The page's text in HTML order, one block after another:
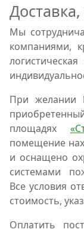
Мы
компаниями,
При желании
площадях
помещение
и оснащено
системами
Все условия
стоимость,
Оплатить